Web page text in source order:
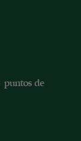
puntos de